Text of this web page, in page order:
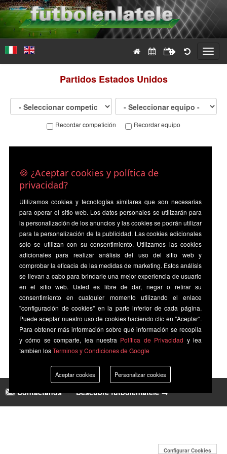
Partidos Estados Unidos
Recordar competición Recordar equipo
Contáctanos|Descubre futbolenlatele →
Configurar Cookies
🍪 ¿Aceptar cookies y política de
privacidad?
Utilizamos cookies y tecnologías similares que son necesarias
para operar el sitio web. Los datos personales se utilizarán para
la personalización de los anuncios y las cookies se podrán utilizar
para la personalización de la publicidad. Las cookies adicionales
solo se utilizan con su consentimiento. Utilizamos las cookies
adicionales para realizar análisis del uso del sitio web y
comprobar la eficacia de las medidas de marketing. Estos análisis
se llevan a cabo para brindarle una mejor experiencia de usuario
en el sitio web. Usted es libre de dar, negar o retirar su
consentimiento en cualquier momento utilizando el enlace
"configuración de cookies" en la parte inferior de cada página.
Puede aceptar nuestro uso de cookies haciendo clic en "Aceptar".
Para obtener más información sobre qué información se recopila
y cómo se comparte, lea nuestra Política de Privacidad y lea
tambien losTerminos y Condiciones de Google
Aceptar cookies Personalizar cookies